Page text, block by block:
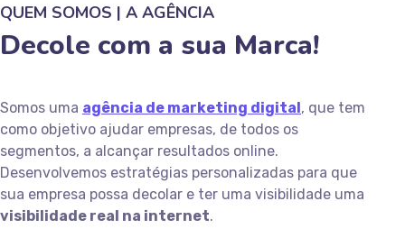
QUEM SOMOS | A AGÊNCIA
Decole com a sua Marca!
Somos uma agência de marketing digital, que tem
como objetivo ajudar empresas, de todos os
segmentos, a alcançar resultados online.
Desenvolvemos estratégias personalizadas para que
sua empresa possa decolar e ter uma visibilidade uma
visibilidade real na internet.